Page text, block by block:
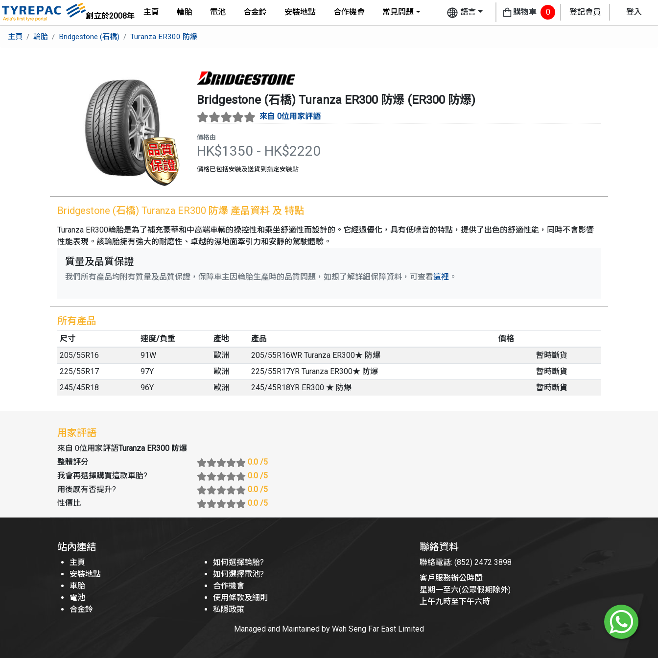
創立於2008年 主頁 輪胎 電池 合金鈴 安裝地點 合作機會 常見問題 語言 購物車 0 登記會員 登入
主頁 輪胎 Bridgestone (石橋) Turanza ER300 防爆
Bridgestone (石橋) Turanza ER300 防爆 (ER300 防爆)
來自 0位用家評語
價格由
HK$1350 - HK$2220
價格已包括安裝及送貨到指定安裝點
Bridgestone (石橋) Turanza ER300 防爆 產品資料 及 特點
Turanza ER300輪胎是為了補充豪華和中高端車輛的操控性和乘坐舒適性而設計的。它經過優化，具有低噪音的特點，提供了出色的舒適性能，同時不會影響
性能表現。該輪胎擁有強大的耐磨性、卓越的濕地面牽引力和安靜的駕駛體驗。
質量及品質保證
我們所有產品均附有質量及品質保證，保障車主因輪胎生產時的品質問題，如想了解詳細保障資料，可查看這裡 。
所有產品
尺寸 速度/負重 產地 產品
價格
205/55R16 91W 歐洲 205/55R16WR Turanza ER300★ 防爆
暫時斷貨
225/55R17 97Y 歐洲 225/55R17YR Turanza ER300★ 防爆
暫時斷貨
245/45R18 96Y 歐洲 245/45R18YR ER300 ★ 防爆 暫時斷貨
用家評語
來自 0位用家評語Turanza ER300 防爆
整體評分
0.0 /5
我會再選擇購買這款車胎? 0.0 /5
用後感有否提升? 0.0 /5
性價比
0.0 /5
站內連結
主頁
安裝地點
車胎
電池
合金鈴
如何選擇輪胎?
如何選擇電池?
合作機會
使用條款及細則
私隱政策
聯絡資料
聯絡電話: (852) 2472 3898
客戶服務辦公時間:
星期一至六(公眾假期除外)
上午九時至下午六時
Managed and Maintained by Wah Seng Far East Limited